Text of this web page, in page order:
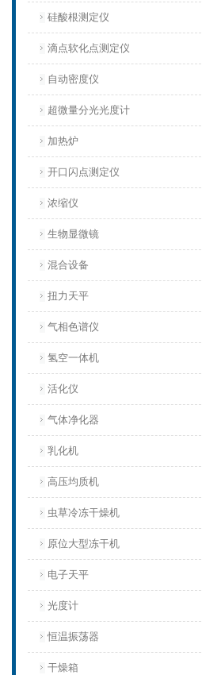
硅酸根测定仪
滴点软化点测定仪
自动密度仪
超微量分光光度计
加热炉
开口闪点测定仪
浓缩仪
生物显微镜
混合设备
扭力天平
气相色谱仪
氢空一体机
活化仪
气体净化器
乳化机
高压均质机
虫草冷冻干燥机
原位大型冻干机
电子天平
光度计
恒温振荡器
干燥箱